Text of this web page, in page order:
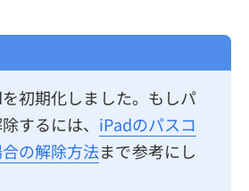
初期化しました。もしパ
するには、 iPadのパスコ
の解除方法まで参考にし